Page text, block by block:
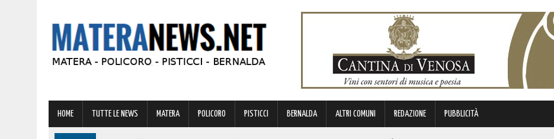
HOME TUTTE LE NEWS MATERA POLICORO PISTICCI BERNALDA ALTRI COMUNI REDAZIONE PUBBLICITÀ